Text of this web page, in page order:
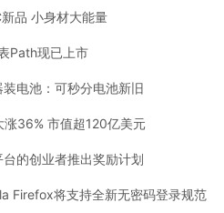
品 小身材大能量
Path现已上市
电池：可秒分电池新旧
36% 市值超120亿美元
的创业者推出奖励计划
Firefox将支持全新无密码登录规范